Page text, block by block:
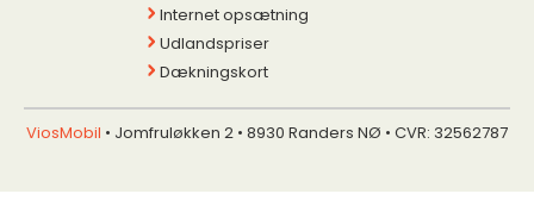
Internet opsætning
Udlandspriser
Dækningskort
ViosMobil • Jomfruløkken 2 • 8930 Randers NØ • CVR: 32562787